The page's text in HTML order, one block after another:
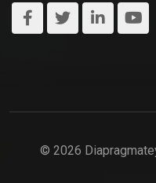
© 2026